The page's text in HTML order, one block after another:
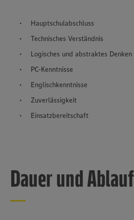
Hauptschulabschluss
Technisches Verständnis
Logisches und abstraktes Denken
PC-Kenntnisse
Englischkenntnisse
Zuverlässigkeit
Einsatzbereitschaft
Dauer und Ablauf